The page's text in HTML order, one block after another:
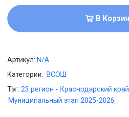
В
Артикул: N/A
Категории: ВСОШ
Тэг: 23 регион - Краснодарский край
Муниципальный этап 2025-2026